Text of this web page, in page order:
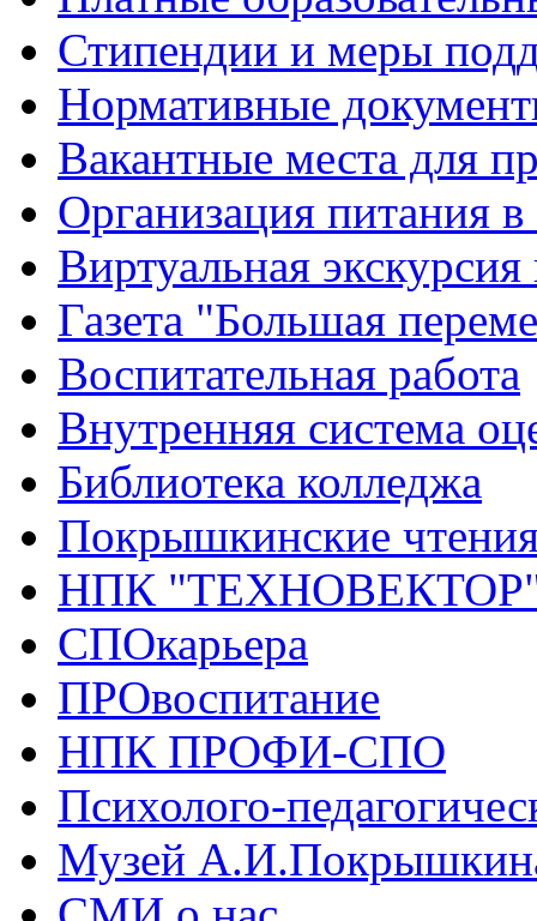
Стипендии и меры
Нормативные
Вакантные места для
Организация питания в
Виртуальная
Газета "Большая
Воспитательная работа
Внутренняя система
Библиотека колледжа
Покрышкинские
НПК
СПОкарьера
ПРОвоспитание
НПК ПРОФИ-СПО
Психолого-
Музей